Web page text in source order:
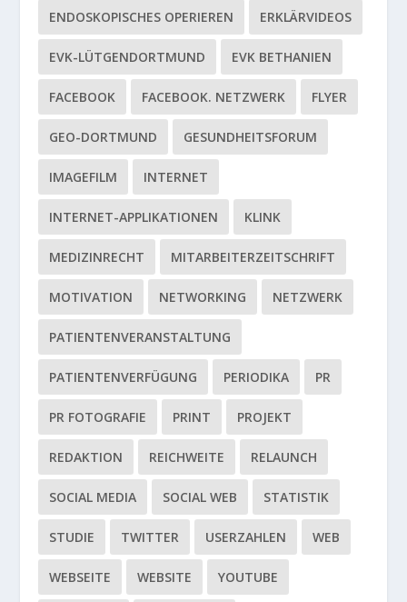
ENDOSKOPISCHES OPERIEREN ERKLÄRVIDEOS
EVK-LÜTGENDORTMUND EVK BETHANIEN
FACEBOOK FACEBOOK. NETZWERK FLYER
GEO-DORTMUND GESUNDHEITSFORUM
IMAGEFILM INTERNET
INTERNET-APPLIKATIONEN KLINK
MEDIZINRECHT MITARBEITERZEITSCHRIFT
MOTIVATION NETWORKING NETZWERK
PATIENTENVERANSTALTUNG
PATIENTENVERFÜGUNG PERIODIKA PR
PR FOTOGRAFIE PRINT PROJEKT
REDAKTION REICHWEITE RELAUNCH
SOCIAL MEDIA SOCIAL WEB STATISTIK
STUDIE TWITTER USERZAHLEN WEB
WEBSEITE WEBSITE YOUTUBE